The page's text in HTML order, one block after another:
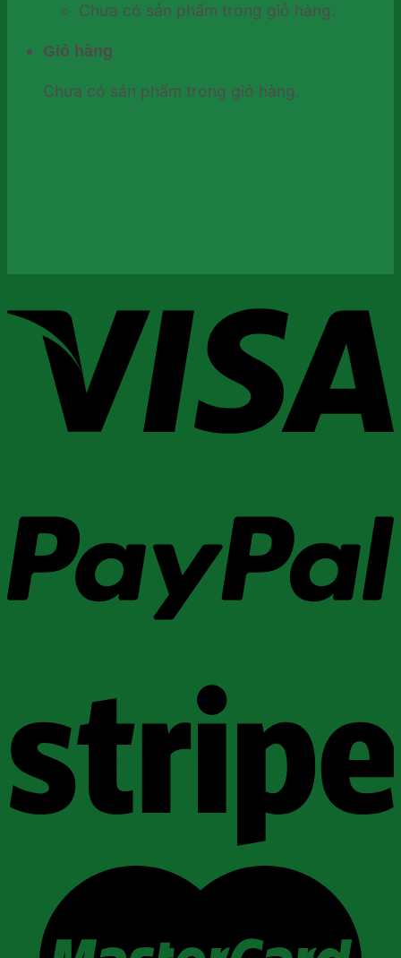
Chưa có sản phẩm trong giỏ hàng.
Giỏ hàng
Chưa có sản phẩm trong giỏ hàng.